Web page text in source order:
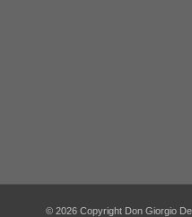
© 2026 Copyright Don Giorgio